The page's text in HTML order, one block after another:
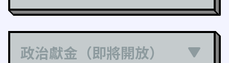
政治獻金（即將開放）